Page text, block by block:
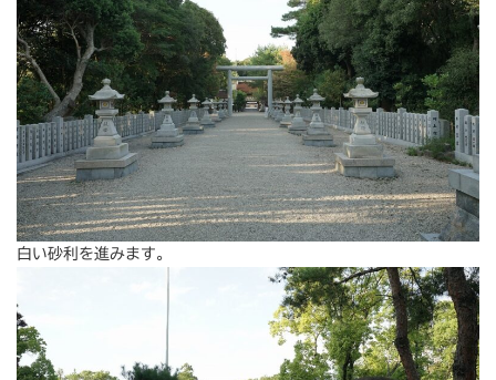
白い砂利を進みます。